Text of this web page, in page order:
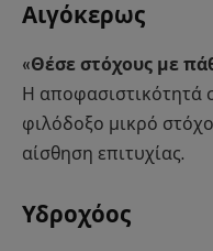
Αιγόκερως
«Θέσε στόχους με
Η αποφασιστικότητά
φιλόδοξο μικρό
αίσθηση επιτυχίας.
Υδροχόος